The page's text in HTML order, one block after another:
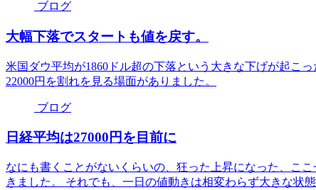
ブログ
大幅下落でスタートも値を戻す。
米国ダウ平均が1860ドル超の下落という大きな下げが起こ
22000円を割れを見る場面がありました。
ブログ
日経平均は27000円を目前に
なにも書くことがないくらいの、狂った上昇になった、こ
きました。 それでも、一日の値動きは相変わらず大きな状